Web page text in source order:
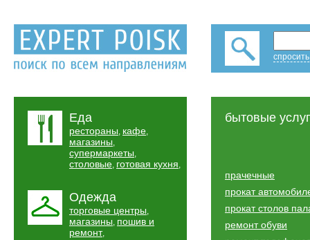
Еда
рестораны, кафе,
магазины,
супермаркеты,
столовые, готовая кухня,
Одежда
торговые центры,
магазины, пошив и
ремонт,
бытовые
прачечные
прокат
прокат столов
ремонт обуви